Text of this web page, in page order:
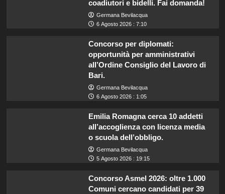
coadiutori e bidelli. Fai domanda!
Germana Bevilacqua
6 Agosto 2026 : 7:10
Concorso per diplomati:
opportunità per amministrativi
all’Ordine Consiglio del Lavoro di
Bari.
Germana Bevilacqua
6 Agosto 2026 : 1:05
Emilia Romagna cerca 10 addetti
all’accoglienza con licenza media
o scuola dell’obbligo.
Germana Bevilacqua
5 Agosto 2026 : 19:15
Concorso Asmel 2026: oltre 1.000
Comuni cercano candidati per 39